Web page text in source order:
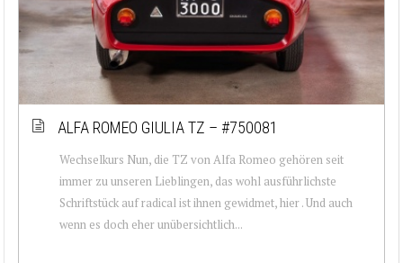
ALFA ROMEO GIULIA TZ – #750081
Wechselkurs Nun, die TZ von Alfa Romeo gehören seit
immer zu unseren Lieblingen, das wohl ausführlichste
Schriftstück auf radical ist ihnen gewidmet, hier . Und auch
wenn es doch eher unübersichtlich...